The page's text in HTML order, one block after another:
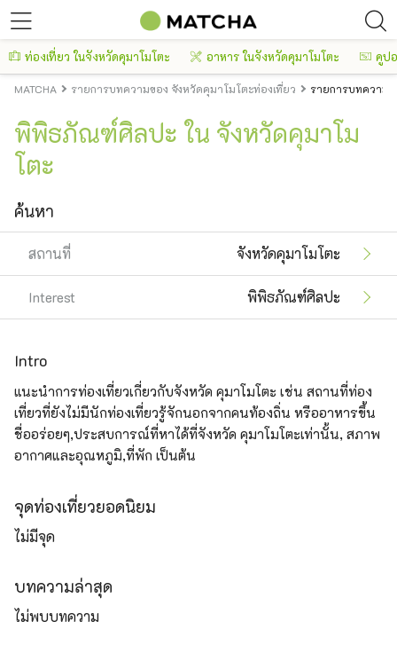
ท่องเที่ยว ในจังหวัดคุมาโมโตะ อาหาร ในจังหวัดคุมาโมโตะ คูป
MATCHA รายการบทความของ จังหวัดคุมาโมโตะท่องเที่ยว รายการบทความ
พิพิธภัณฑ์ศิลปะ ใน จังหวัดคุมาโม
โตะ
ค้นหา
สถานที่ จังหวัดคุมาโมโตะ
Interest พิพิธภัณฑ์ศิลปะ
Intro
แนะนำการท่องเที่ยวเกี่ยวกับจังหวัด คุมาโมโตะ เช่น สถานที่ท่อง
เที่ยวที่ยังไม่มีนักท่องเที่ยวรู้จักนอกจากคนท้องถิ่น หรืออาหารขึ้น
ชื่ออร่อยๆ,ประสบการณ์ที่หาได้ที่จังหวัด คุมาโมโตะเท่านั้น, สภาพ
อากาศและอุณหภูมิ,ที่พัก เป็นต้น
จุดท่องเที่ยวยอดนิยม
ไม่มีจุด
บทความล่าสุด
ไม่พบบทความ